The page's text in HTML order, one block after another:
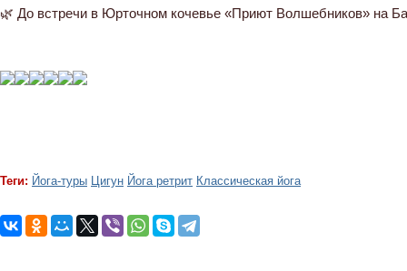
🌿 До встречи в Юрточном кочевье «Приют Волшебников» на
Теги: Йога-туры Цигун Йога ретрит Классическая йога